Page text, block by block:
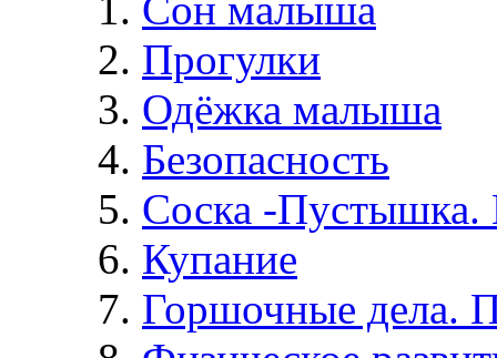
Прогулки
Одёжка малыша
Безопасность
Соска -
Купание
Горшочные дела.